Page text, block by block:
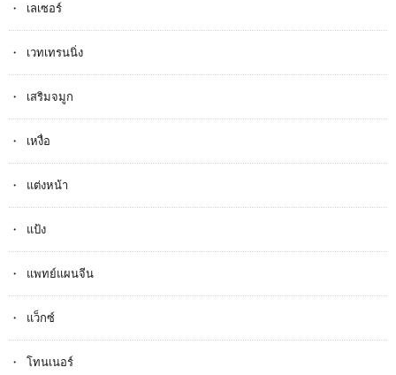
เลเซอร์
เวทเทรนนิ่ง
เสริมจมูก
เหงื่อ
แต่งหน้า
แป้ง
แพทย์แผนจีน
แว็กซ์
โทนเนอร์